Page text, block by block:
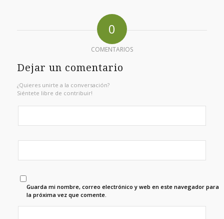
0
COMENTARIOS
Dejar un comentario
¿Quieres unirte a la conversación?
Siéntete libre de contribuir!
Guarda mi nombre, correo electrónico y web en este navegador para
la próxima vez que comente.